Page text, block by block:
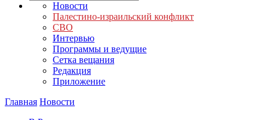
Новости
Палестино-израильский конфликт
СВО
Интервью
Программы и ведущие
Сетка вещания
Редакция
Приложение
Главная Новости